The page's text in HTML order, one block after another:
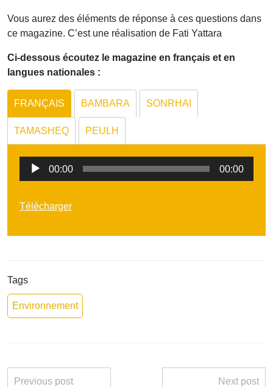
Vous aurez des éléments de réponse à ces questions dans
ce magazine. C’est une réalisation de Fati Yattara
Ci-dessous écoutez le magazine en français et en
langues nationales :
FRANÇAIS BAMBARA SONRHAI
TAMASHEQ PEULH
Lecteur
00:00 00:00
Télécharger
Tags
Environnement
Previous post Next post